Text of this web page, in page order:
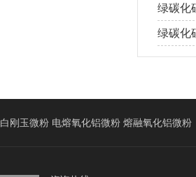
绿碳化
绿碳化
白刚玉微粉 电熔氧化铝微粉 熔融氧化铝微粉